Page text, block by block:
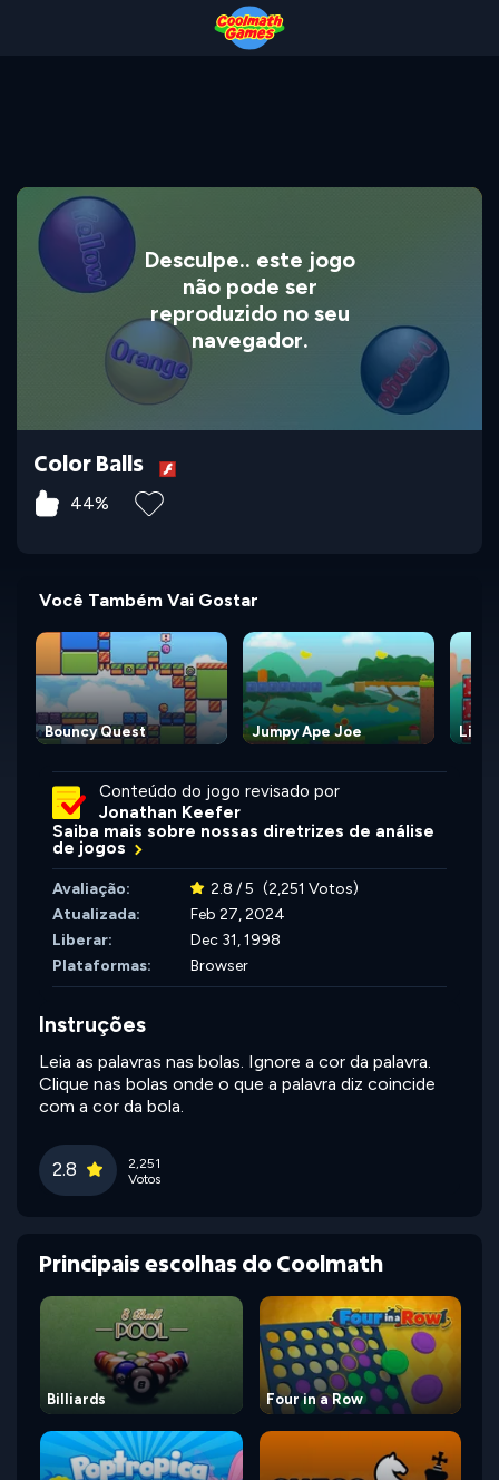
Desculpe.. este jogo
não pode ser
reproduzido no seu
navegador.
Color Balls
44%
Você Também Vai Gostar
Bouncy Quest Jumpy Ape Joe Little
Conteúdo do jogo revisado por
Jonathan Keefer
Saiba mais sobre nossas diretrizes de análise
de jogos
Avaliação: 2.8 / 5 (2,251 Votos)
Atualizada:
Feb 27, 2024
Liberar:
Dec 31, 1998
Plataformas:
Browser
Instruções
Leia as palavras nas bolas. Ignore a cor da palavra.
Clique nas bolas onde o que a palavra diz coincide
com a cor da bola.
2.8
2,251
Votos
Principais escolhas do Coolmath
Billiards Four in a Row